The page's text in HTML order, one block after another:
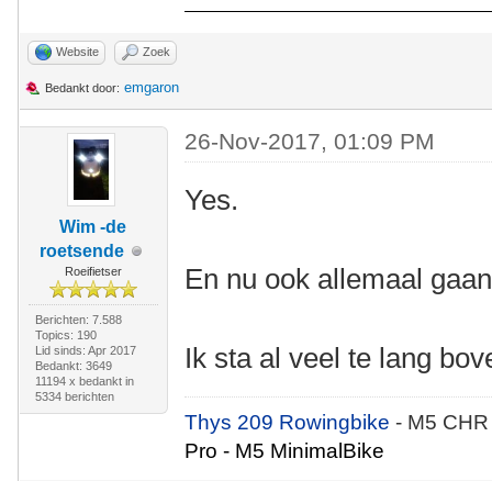
Website Zoek
Bedankt door: emgaron
Wim -de
roetsende
Roeifietser
Berichten: 7.588
Topics: 190
Lid sinds: Apr 2017
Bedankt: 3649
11194 x bedankt in
5334 berichten
26-Nov-2017, 01:09 PM
Yes.
En nu ook allemaal
Ik sta al veel te lang
Thys 209 Rowingbike- M5
Pro - M5 MinimalBike